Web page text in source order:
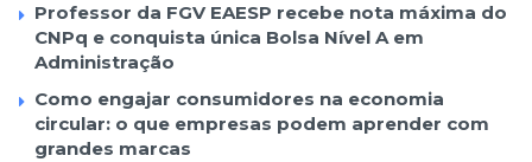
Professor da FGV EAESP recebe nota máxima do
CNPq e conquista única Bolsa Nível A em
Administração
Como engajar consumidores na economia
circular: o que empresas podem aprender com
grandes marcas